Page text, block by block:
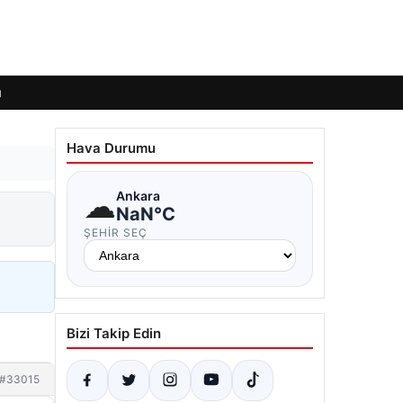
#33015
Hava Durumu
☁Ankara
NaN°C
ŞEHIR SEÇ
Bizi Takip Edin